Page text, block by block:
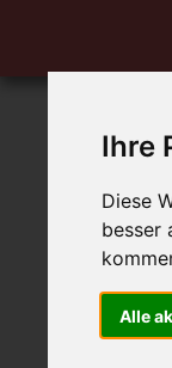
Ihre
Diese
besser
Alle